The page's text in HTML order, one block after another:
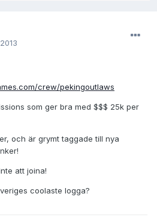
crew/pekingoutlaws
som ger bra med $$$ 25k per
och är grymt taggade till nya
att joina!
coolaste logga?